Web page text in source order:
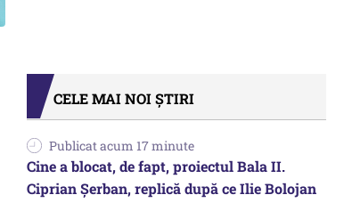
CELE MAI NOI ȘTIRI
Publicat acum 17 minute
Cine a blocat, de fapt, proiectul Bala II.
Ciprian Șerban, replică după ce Ilie Bolojan